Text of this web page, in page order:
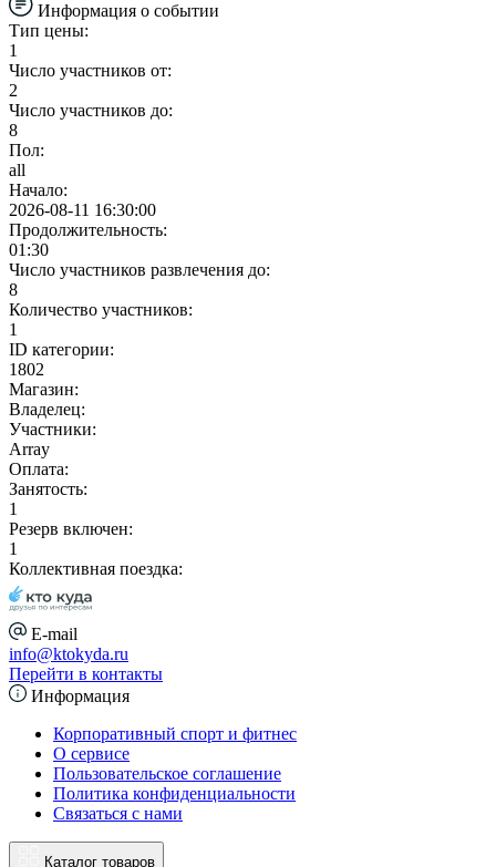
Информация о событии
Тип цены:
1
Число участников от:
2
Число участников до:
8
Пол:
all
Начало:
2026-08-11 16:30:00
Продолжительность:
01:30
Число участников развлечения до:
8
Количество участников:
1
ID категории:
1802
Магазин:
Владелец:
Участники:
Array
Оплата:
Занятость:
1
Резерв включен:
1
Коллективная поездка:
E-mail
info@ktokyda.ru
Перейти в контакты
Информация
Корпоративный спорт и фитнес
О сервисе
Пользовательское соглашение
Политика конфиденциальности
Связаться с нами
Каталог товаров